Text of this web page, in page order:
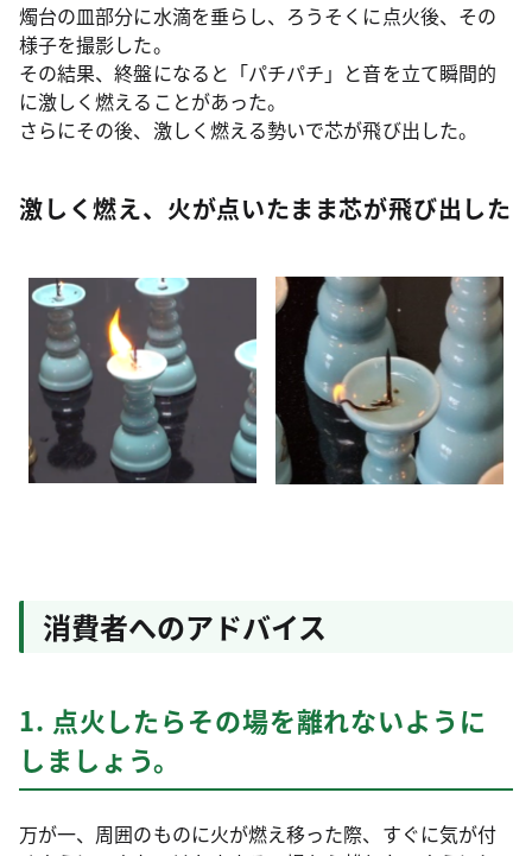
燭台の皿部分に水滴を垂らし、ろうそくに点火後、その
様子を撮影した。
その結果、終盤になると「パチパチ」と音を立て瞬間的
に激しく燃えることがあった。
さらにその後、激しく燃える勢いで芯が飛び出した。
激しく燃え、火が点いたまま芯が飛び出した
消費者へのアドバイス
1. 点火したらその場を離れないように
しましょう。
万が一、周囲のものに火が燃え移った際、すぐに気が付